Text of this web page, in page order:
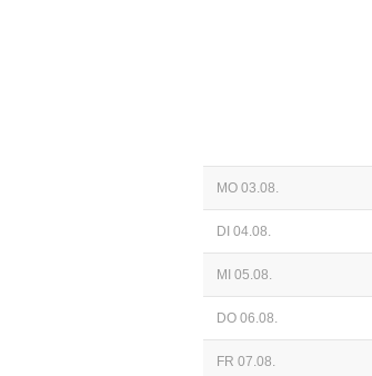
MO 03.08.
DI 04.08.
MI 05.08.
DO 06.08.
FR 07.08.